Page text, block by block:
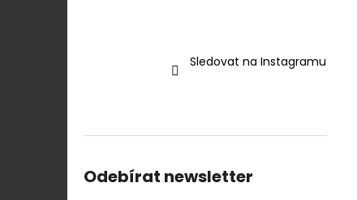
Sledovat na Instagramu
Odebírat newsletter